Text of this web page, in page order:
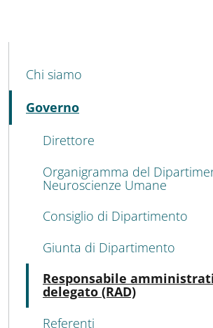
MENU CEV SECOND
Chi siamo
Governo
Attivo
Direttore
Organigramma del
Neuroscienze Umane
Consiglio di Dipartimento
Giunta di Dipartimento
Responsabile
delegato (RAD)
Referenti